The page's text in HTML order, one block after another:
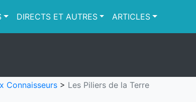
DIRECTS ET AUTRES ARTICLES
Connaisseurs > Les Piliers de la Terre